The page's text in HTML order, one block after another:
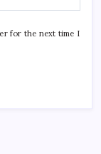
for the next time I